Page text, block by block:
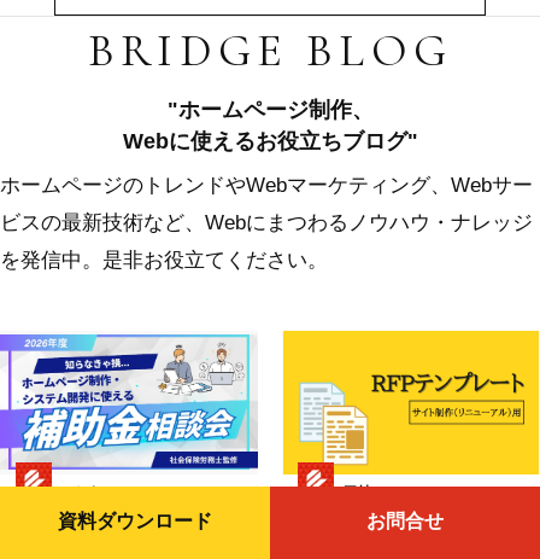
BRIDGE BLOG
"ホームページ制作、
Webに使えるお役立ちブログ"
ホームページのトレンドやWebマーケティング、Webサー
ビスの最新技術など、Webにまつわるノウハウ・ナレッジ
を発信中。是非お役立てください。
資料ダウンロード お問合せ